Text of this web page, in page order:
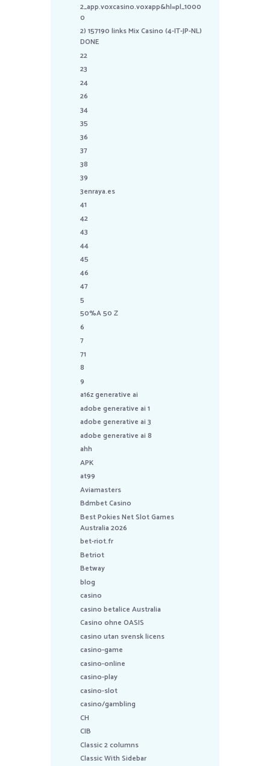
2_app.voxcasino.voxapp&hl=pl_1000
0
2) 157190 links Mix Casino (4-IT-JP-NL)
DONE
22
23
24
26
34
35
36
37
38
39
3enraya.es
41
42
43
44
45
46
47
5
50%A 50 Z
6
7
71
8
9
a16z generative ai
adobe generative ai 1
adobe generative ai 3
adobe generative ai 8
ahh
APK
at99
Aviamasters
Bdmbet Casino
Best Pokies Net Slot Games
Australia 2026
bet-riot.fr
Betriot
Betway
blog
casino
casino betalice Australia
Casino ohne OASIS
casino utan svensk licens
casino-game
casino-online
casino-play
casino-slot
casino/gambling
CH
CIB
Classic 2 columns
Classic With Sidebar